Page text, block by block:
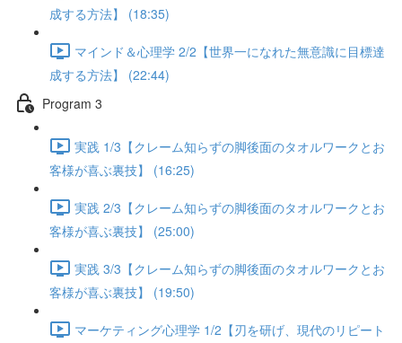
成する方法】 (18:35)
マインド＆心理学 2/2【世界一になれた無意識に目標達
成する方法】 (22:44)
Program 3
実践 1/3【クレーム知らずの脚後面のタオルワークとお
客様が喜ぶ裏技】 (16:25)
実践 2/3【クレーム知らずの脚後面のタオルワークとお
客様が喜ぶ裏技】 (25:00)
実践 3/3【クレーム知らずの脚後面のタオルワークとお
客様が喜ぶ裏技】 (19:50)
マーケティング心理学 1/2【刃を研げ、現代のリピート